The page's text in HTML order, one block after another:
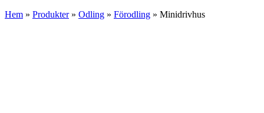
Hem » Produkter» Odling » Förodling » Minidrivhus